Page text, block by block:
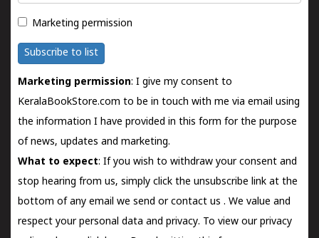
Marketing permission
Subscribe to list
Marketing permission: I give my consent to
KeralaBookStore.com to be in touch with me via email using
the information I have provided in this form for the purpose
of news, updates and marketing.
What to expect: If you wish to withdraw your consent and
stop hearing from us, simply click the unsubscribe link at the
bottom of any email we send orcontact us . We value and
respect your personal data and privacy. To view our privacy